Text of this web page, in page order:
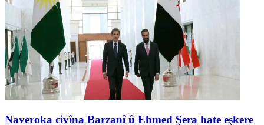
Naveroka civîna Barzanî û Ehmed Şera hate eşkere